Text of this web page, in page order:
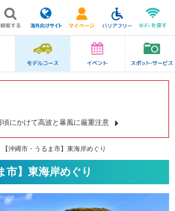
にかけて高波と暴風に厳重注意
【沖縄市・うるま市】東海岸めぐり
市】東海岸めぐり